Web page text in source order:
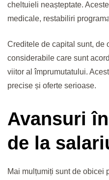
cheltuieli neașteptate.
medicale, restabiliri
Creditele de capital sunt, de
considerabile care sunt
viitor al împrumutatului.
precise și oferte serioase.
Avansuri
de la
Mai mulțumiți sunt de obicei